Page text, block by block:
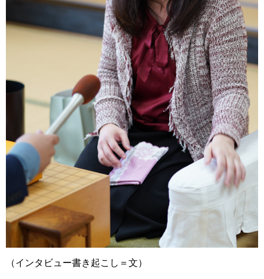
（インタビュー書き起こし＝文）